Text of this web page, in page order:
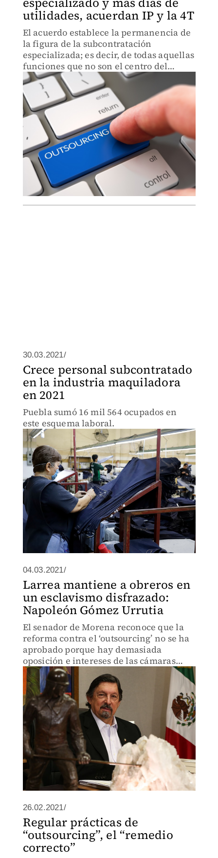
utilidades, acuerdan IP y la 4T
El acuerdo establece la permanencia de
la figura de la subcontratación
especializada; es decir, de todas aquellas
funciones que no son el centro del
negocio.
30.03.2021/
Crece personal subcontratado
en la industria maquiladora
en 2021
Puebla sumó 16 mil 564 ocupados en
este esquema laboral.
04.03.2021/
Larrea mantiene a obreros en
un esclavismo disfrazado:
Napoleón Gómez Urrutia
El senador de Morena reconoce que la
reforma contra el ‘outsourcing’ no se ha
aprobado porque hay demasiada
oposición e intereses de las cámaras
empresariales, pero confía en que
cuenta con el apoyo de la 4T.
26.02.2021/
Regular prácticas de
“outsourcing”, el “remedio
correcto”